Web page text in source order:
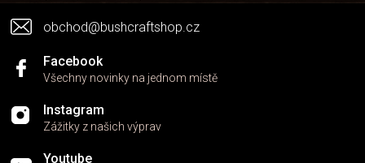
obchod@bushcraftshop.cz
Facebook
Všechny novinky na jednom místě
Instagram
Zážitky z našich výprav
Youtube